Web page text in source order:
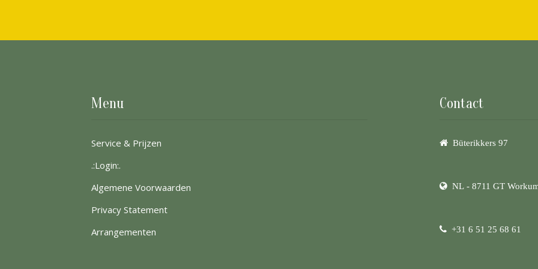
Menu
Service & Prijzen
.:Login:.
Algemene Voorwaarden
Privacy Statement
Arrangementen
Contact
Büterikkers 97
NL - 8711 GT
+31 6 51 25 68 61